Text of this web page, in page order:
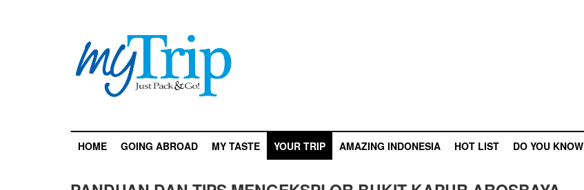
HOME GOING ABROAD MY TASTE YOUR TRIP AMAZING INDONESIA HOT LIST DO YOU KNOW